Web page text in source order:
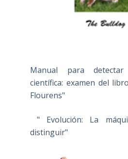
Manual para
científica: examen del
Flourens"
" Evolución: La
distinguir"